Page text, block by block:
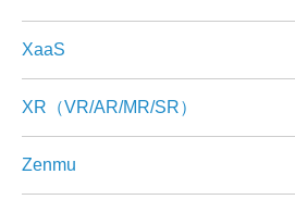
XaaS
XR（VR/AR/MR/SR）
Zenmu